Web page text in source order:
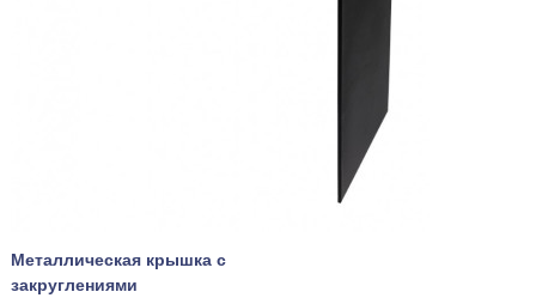
Металлическая крышка с
закруглениями